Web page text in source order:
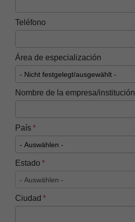
Teléfono
Área de especialización
Nombre de la empresa/institución
País
Estado
Ciudad